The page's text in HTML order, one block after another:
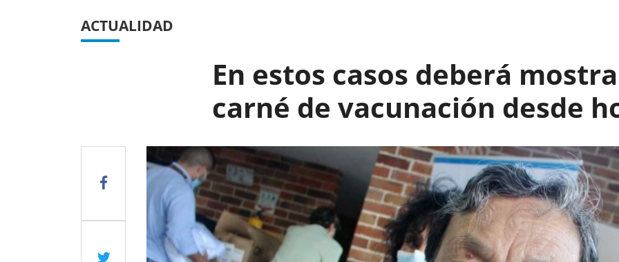
ACTUALIDAD
En estos casos deberá
carné de vacunación desde